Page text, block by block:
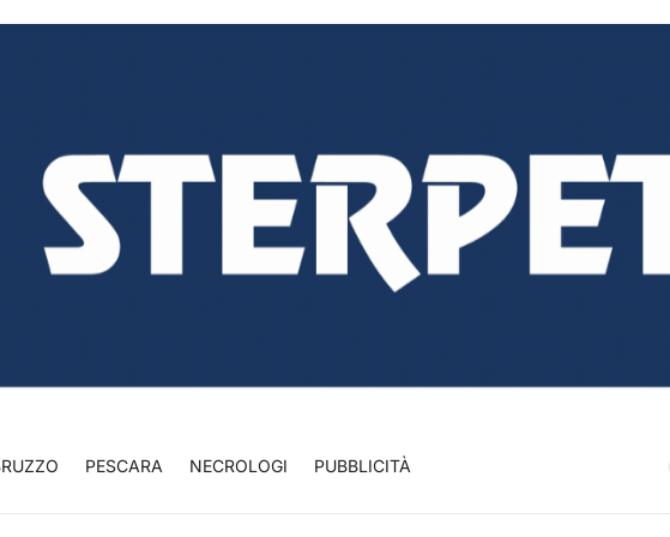
PESCARA NECROLOGI PUBBLICITÀ